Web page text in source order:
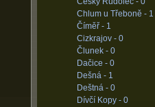
Chlum u Třeboně - 1
Číměř - 1
Cizkrajov - 0
Člunek - 0
Dačice - 0
Dešná - 1
Deštná - 0
Dívčí Kopy - 0